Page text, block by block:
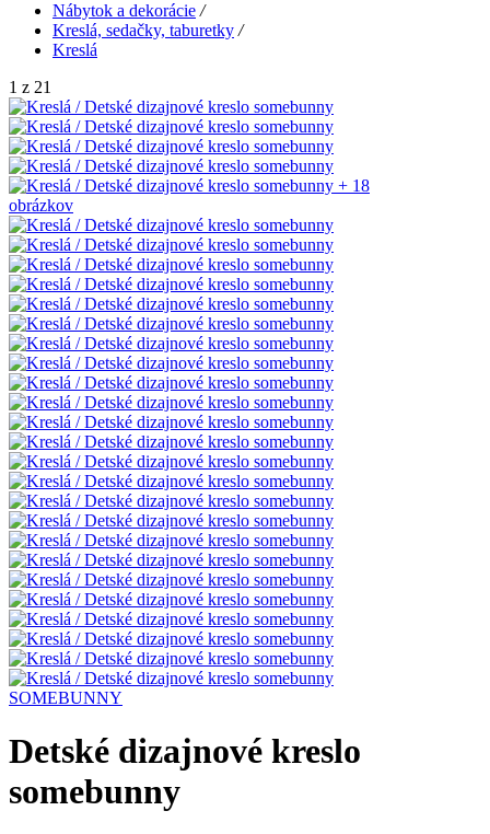
Nábytok a dekorácie /
Kreslá, sedačky, taburetky /
Kreslá
1 z 21
+ 18
obrázkov
SOMEBUNNY
Detské dizajnové kreslo
somebunny